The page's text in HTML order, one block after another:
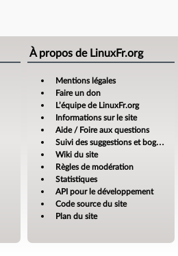
À propos de LinuxFr.org
Mentions légales
Faire un don
L’équipe de LinuxFr.org
Informations sur le site
Aide / Foire aux questions
Suivi des suggestions et bogues
Wiki du site
Règles de modération
Statistiques
API pour le développement
Code source du site
Plan du site